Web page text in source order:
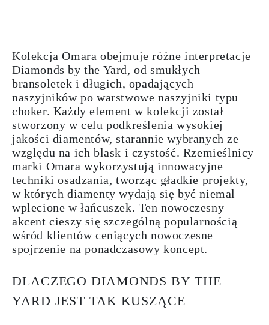
Kolekcja Omara obejmuje różne interpretacje
Diamonds by the Yard, od smukłych
bransoletek i długich, opadających
naszyjników po warstwowe naszyjniki typu
choker. Każdy element w kolekcji został
stworzony w celu podkreślenia wysokiej
jakości diamentów, starannie wybranych ze
względu na ich blask i czystość. Rzemieślnicy
marki Omara wykorzystują innowacyjne
techniki osadzania, tworząc gładkie projekty,
w których diamenty wydają się być niemal
wplecione w łańcuszek. Ten nowoczesny
akcent cieszy się szczególną popularnością
wśród klientów ceniących nowoczesne
spojrzenie na ponadczasowy koncept.
DLACZEGO DIAMONDS BY THE
YARD JEST TAK KUSZĄCE